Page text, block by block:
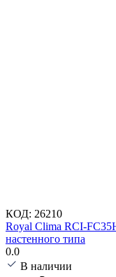
КОД: 26210
Royal Clima RCI-
настенного типа
0.0
В наличии